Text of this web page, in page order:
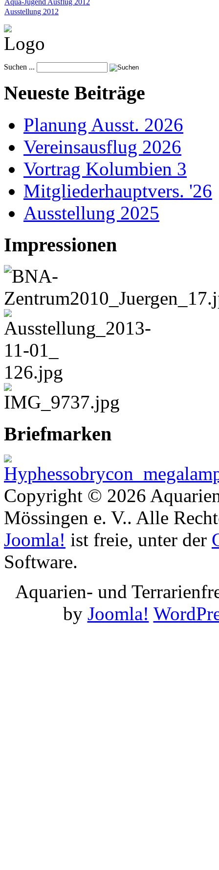
Ausstellung 2012
Suchen ...
Neueste Beiträge
Planung Ausst. 2026
Vereinsausflug 2026
Vortrag Kolumbien 3
Mitgliederhauptvers. '26
Ausstellung 2025
Impressionen
Briefmarken
Copyright © 2026
Mössingen e. V.. Alle
Joomla! ist freie, unter der
Software.
Aquarien- und
by Joomla!